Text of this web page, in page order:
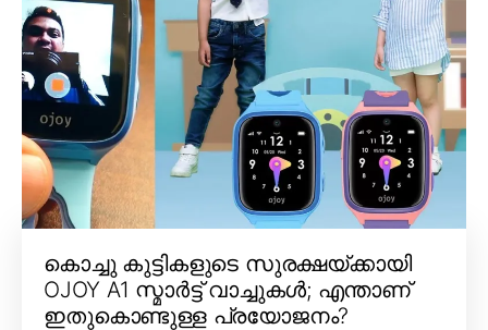
കൊച്ചു കുട്ടികളുടെ സുരക്ഷയ്ക്കായി
OJOY A1 സ്മാർട്ട് വാച്ചുകൾ; എന്താണ്
ഇതുകൊണ്ടുള്ള പ്രയോജനം?